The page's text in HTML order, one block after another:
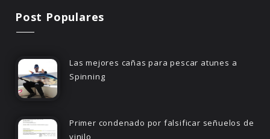
Post Populares
Las mejores cañas para pescar atunes a
Spinning
Primer condenado por falsificar señuelos de
vinilo